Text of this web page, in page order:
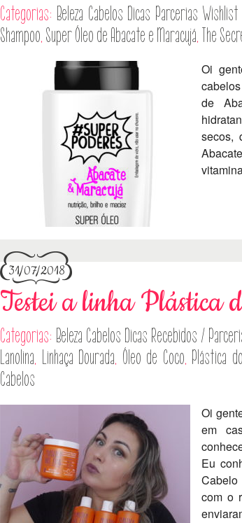
Categorias: Beleza Cabelos Dicas Parcerias Wishlist
Shampoo, Super Óleo de Abacate e Maracujá, The
Oi
de
secos,
31/07/2018
Testei a linha Plástica
Categorias: Beleza Cabelos Dicas Recebidos /
Lanolina, Linhaça Dourada, Óleo de Coco, Plástica
Cabelos
Oi
em
Eu
com o